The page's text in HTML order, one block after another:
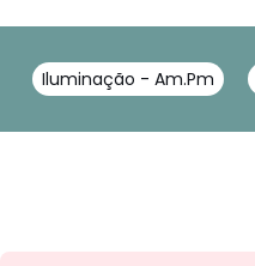
Iluminação - Am.Pm